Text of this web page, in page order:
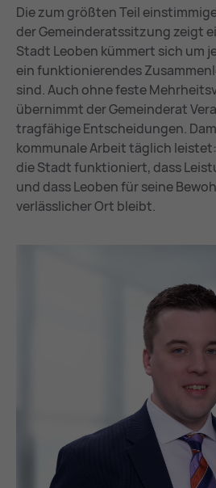
Die zum größten Teil
der Gemeinderatssitzung zeigt
Stadt Leoben kümmert sich um
ein funktionierendes
sind. Auch ohne feste
übernimmt der Gemeinderat
tragfähige Entscheidungen.
kommunale Arbeit täglich
die Stadt funktioniert, dass
und dass Leoben für seine
verlässlicher Ort bleibt.